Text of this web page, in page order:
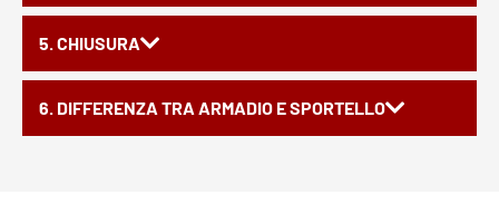
5. CHIUSURA
6. DIFFERENZA TRA ARMADIO E SPORTELLO